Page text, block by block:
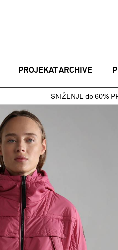
PROJEKAT ARCHIVE
SNIŽENJE do 60%
CIRCULAR SKIDOO OPEN